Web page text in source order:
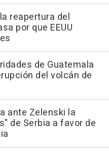
reapertura del
por que EEUU
de Guatemala
del volcán de
ante Zelenski la
de Serbia a favor de